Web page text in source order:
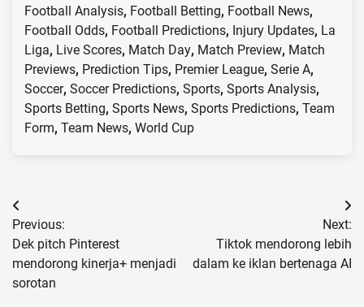
Football Analysis, Football Betting, Football News,
Football Odds, Football Predictions, Injury Updates, La
Liga, Live Scores, Match Day, Match Preview, Match
Previews, Prediction Tips, Premier League, Serie A,
Soccer, Soccer Predictions, Sports, Sports Analysis,
Sports Betting, Sports News, Sports Predictions, Team
Form, Team News, World Cup
Post
navigation
Previous:
Dek pitch Pinterest
mendorong kinerja+ menjadi
sorotan
Next:
Tiktok mendorong lebih
dalam ke iklan bertenaga AI